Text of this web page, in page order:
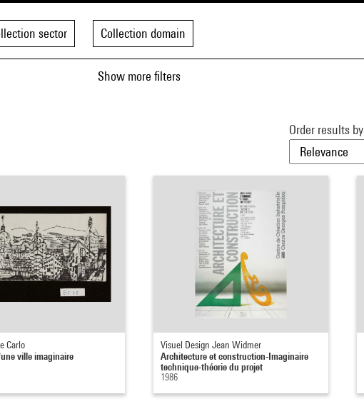
sector Collection domain
Show more filters
Order results by
Carlo
ville imaginaire
Visuel Design Jean Widmer
Architecture et construction-Imaginaire
technique-théorie du projet
1986